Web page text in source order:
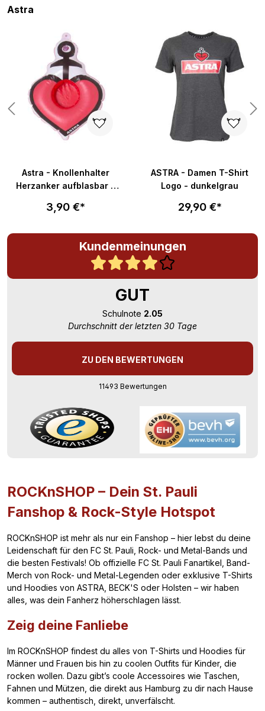
Produktgalerie überspringen
Astra
Astra - Knollenhalter
Herzanker aufblasbar -
3,90 €*
ASTRA - Damen T-Shirt
Logo - dunkelgrau
29,90 €*
Kundenmeinungen
GUT
Schulnote 2.05
Durchschnitt der letzten 30 Tage
ZU DEN BEWERTUNGEN
11493 Bewertungen
ROCKnSHOP – Dein St. Pauli
Fanshop & Rock-Style Hotspot
ROCKnSHOP ist mehr als nur ein Fanshop – hier lebst du deine
Leidenschaft für den FC St. Pauli, Rock- und Metal-Bands und
die besten Festivals! Ob offizielle FC St. Pauli Fanartikel, Band-
Merch von Rock- und Metal-Legenden oder exklusive T-Shirts
und Hoodies von ASTRA, BECK'S oder Holsten – wir haben
alles, was dein Fanherz höherschlagen lässt.
Zeig deine Fanliebe
Im ROCKnSHOP findest du alles von T-Shirts und Hoodies für
Männer und Frauen bis hin zu coolen Outfits für Kinder, die
rocken wollen. Dazu gibt’s coole Accessoires wie Taschen,
Fahnen und Mützen, die direkt aus Hamburg zu dir nach Hause
kommen – authentisch, direkt, unverfälscht.